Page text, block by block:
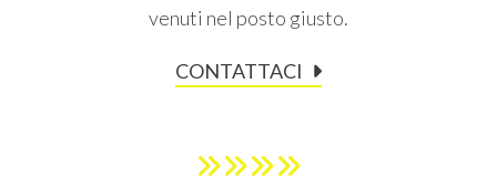
venuti nel posto giusto.
CONTATTACI